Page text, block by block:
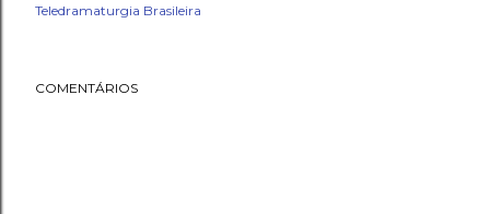
Teledramaturgia Brasileira
COMENTÁRIOS